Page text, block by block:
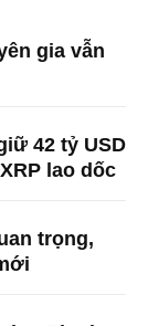
gia vẫn
42 tỷ USD
lao dốc
trọng,